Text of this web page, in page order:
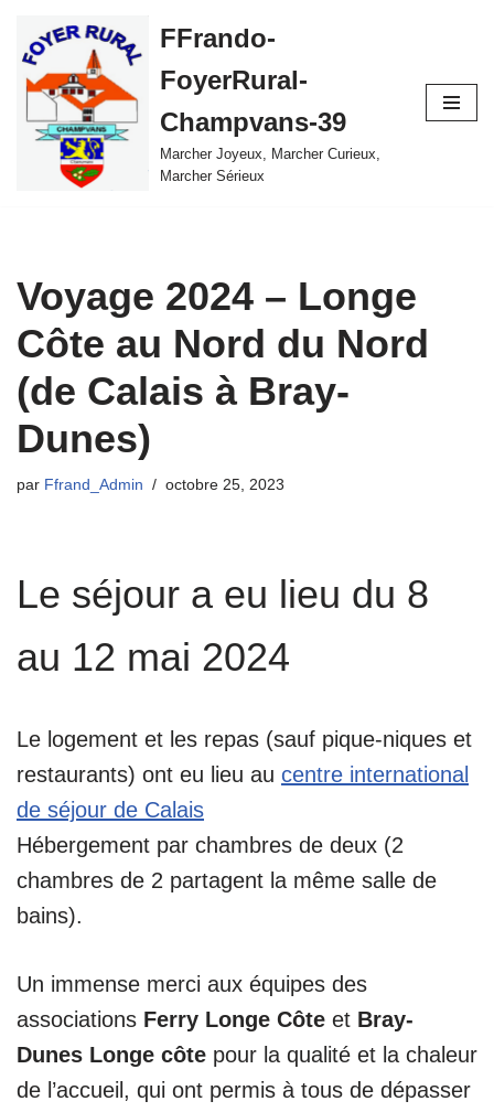
Aller
au
contenu
FFrando-
FoyerRural-
Champvans-39
Marcher Joyeux, Marcher Curieux,
Marcher Sérieux
Voyage 2024 – Longe
Côte au Nord du Nord
(de Calais à Bray-
Dunes)
par Ffrand_Admin octobre 25, 2023
Le séjour a eu lieu du 8
au 12 mai 2024
Le logement et les repas (sauf pique-niques et
restaurants) ont eu lieu au centre international
de séjour de Calais
Hébergement par chambres de deux (2
chambres de 2 partagent la même salle de
bains).
Un immense merci aux équipes des
associations Ferry Longe Côte et Bray-
Dunes Longe côte pour la qualité et la chaleur
de l’accueil, qui ont permis à tous de dépasser